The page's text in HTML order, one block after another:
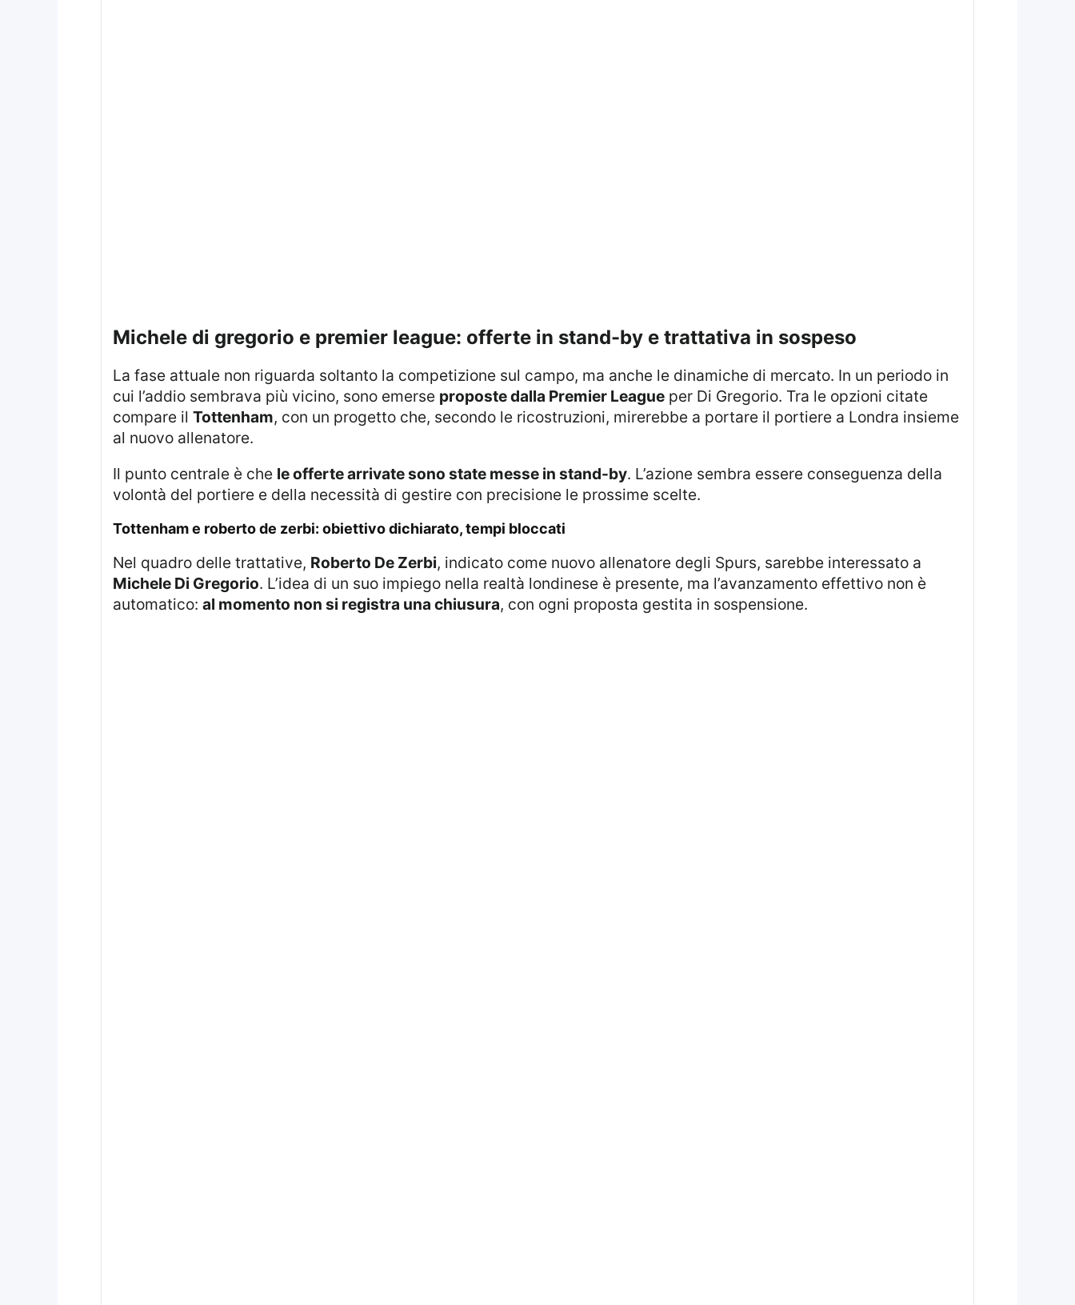
michele di gregorio e premier league: offerte in stand-by e trattativa in sospeso
La fase attuale non riguarda soltanto la competizione sul campo, ma anche le dinamiche di mercato. In un periodo in
cui l’addio sembrava più vicino, sono emerse proposte dalla Premier Leagueper Di Gregorio. Tra le opzioni citate
compare il Tottenham, con un progetto che, secondo le ricostruzioni, mirerebbe a portare il portiere a Londra insieme
al nuovo allenatore.
Il punto centrale è che le offerte arrivate sono state messe in stand-by. L’azione sembra essere conseguenza della
volontà del portiere e della necessità di gestire con precisione le prossime scelte.
tottenham e roberto de zerbi: obiettivo dichiarato, tempi bloccati
Nel quadro delle trattative, Roberto De Zerbi, indicato come nuovo allenatore degli Spurs, sarebbe interessato a
Michele Di Gregorio. L’idea di un suo impiego nella realtà londinese è presente, ma l’avanzamento effettivo non è
automatico: al momento non si registra una chiusura, con ogni proposta gestita in sospensione.